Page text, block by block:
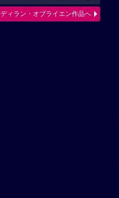
ディラン・オブライエン作品へ